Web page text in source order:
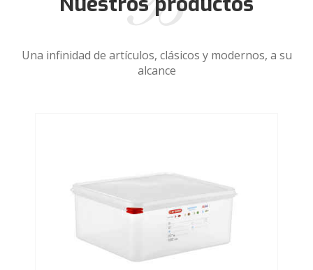
Una infinidad de artículos, clásicos y modernos, a su
alcance